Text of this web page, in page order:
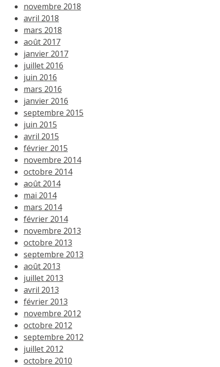
novembre 2018
avril 2018
mars 2018
août 2017
janvier 2017
juillet 2016
juin 2016
mars 2016
janvier 2016
septembre 2015
juin 2015
avril 2015
février 2015
novembre 2014
octobre 2014
août 2014
mai 2014
mars 2014
février 2014
novembre 2013
octobre 2013
septembre 2013
août 2013
juillet 2013
avril 2013
février 2013
novembre 2012
octobre 2012
septembre 2012
juillet 2012
octobre 2010